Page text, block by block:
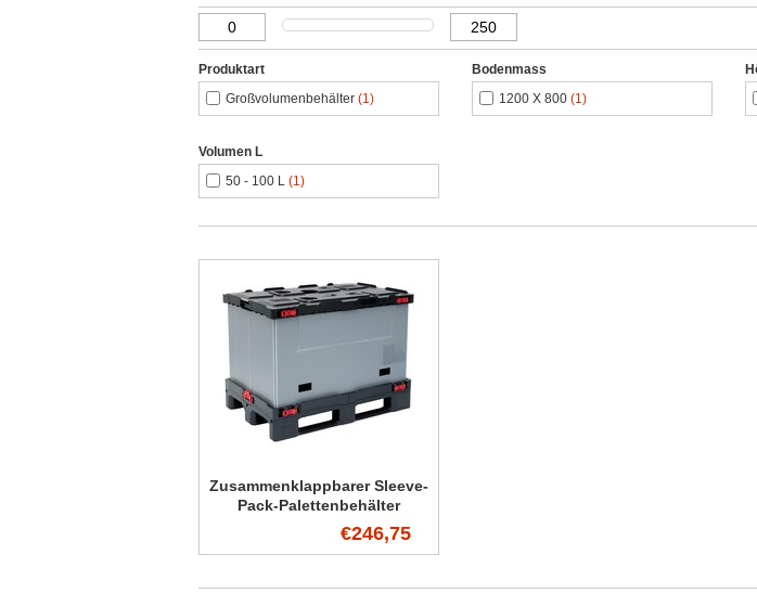
Produktart
Großvolumenbehälter (1)
Bodenmass
1200 X 800 (1)
Volumen L
50 - 100 L (1)
Zusammenklappbarer Sleeve-
Pack-Palettenbehälter
€246,75